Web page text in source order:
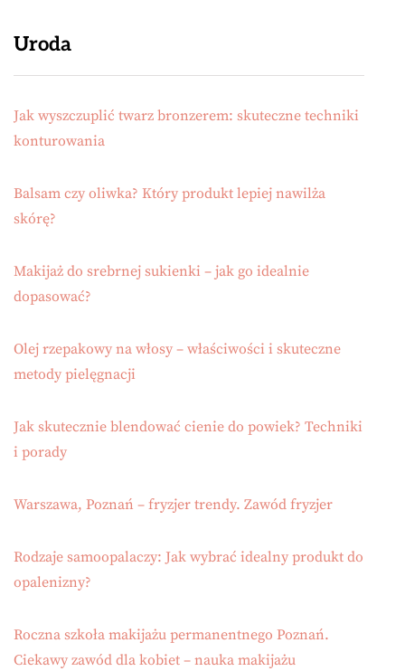
Uroda
Jak wyszczuplić twarz bronzerem: skuteczne techniki
konturowania
Balsam czy oliwka? Który produkt lepiej nawilża
skórę?
Makijaż do srebrnej sukienki – jak go idealnie
dopasować?
Olej rzepakowy na włosy – właściwości i skuteczne
metody pielęgnacji
Jak skutecznie blendować cienie do powiek? Techniki
i porady
Warszawa, Poznań – fryzjer trendy. Zawód fryzjer
Rodzaje samoopalaczy: Jak wybrać idealny produkt do
opalenizny?
Roczna szkoła makijażu permanentnego Poznań.
Ciekawy zawód dla kobiet – nauka makijażu